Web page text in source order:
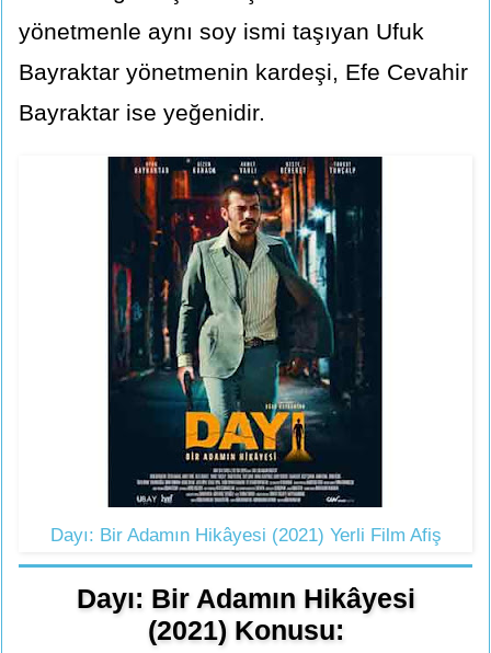
yönetmenle aynı soy ismi taşıyan Ufuk
Bayraktar yönetmenin kardeşi, Efe Cevahir
Bayraktar ise yeğenidir.
Dayı: Bir Adamın Hikâyesi (2021) Yerli Film Afiş
Dayı: Bir Adamın Hikâyesi
(2021) Konusu: